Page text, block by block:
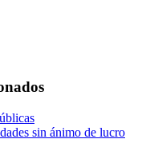
sin ánimo de lucro